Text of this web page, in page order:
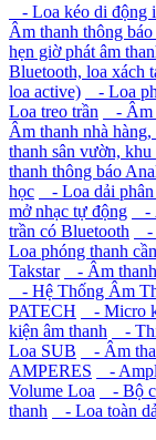
- Loa kéo di động
Âm thanh thông
hẹn giờ phát âm
Bluetooth, loa xách
loa active)
- Loa
Loa treo trần
- Âm
Âm thanh nhà hàng,
thanh sân vườn,
thanh thông báo
học
- Loa dải
mở nhạc tự động
-
trần có Bluetooth
-
Loa phóng thanh
Takstar
- Âm
- Hệ Thống Âm
PATECH
- Micro
kiện âm thanh
-
Loa SUB
- Âm
AMPERES
-
Volume Loa
- Bộ
thanh
- Loa toàn